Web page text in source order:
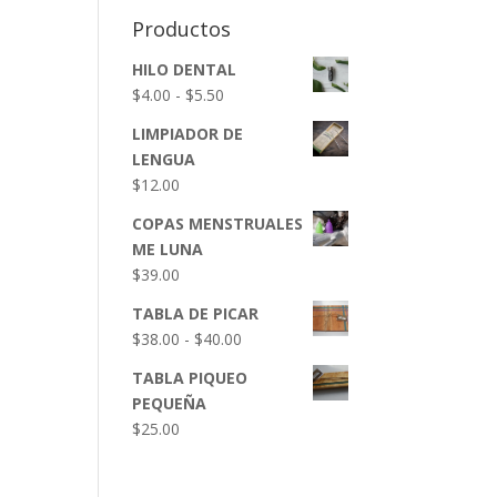
Productos
HILO DENTAL
$4.00 - $5.50
precios:
hasta
LIMPIADOR DE
LENGUA
$12.00
COPAS MENSTRUALES
ME LUNA
$39.00
TABLA DE PICAR
$38.00 - $40.00
precios:
TABLA PIQUEO
PEQUEÑA
$25.00